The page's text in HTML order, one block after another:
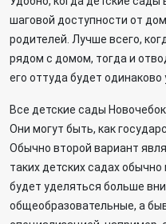
шаговой доступности от
родителей. Лучше всего,
рядом с домом, тогда и
его оттуда будет
Все детские сады
Они могут быть, как
Обычно второй вариант
таких детских садах
будет уделяться больше
общеобразовательные, а